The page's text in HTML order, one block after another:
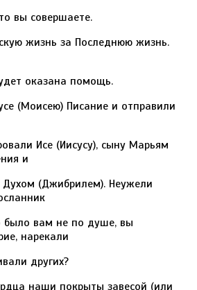
вы совершаете.
жизнь за Последнюю жизнь.
оказана помощь.
(Моисею) Писание и отправили
Исе (Иисусу), сыну Марьям
и
Духом (Джибрилем). Неужели
было вам не по душе, вы
нарекали
других?
наши покрыты завесой (или